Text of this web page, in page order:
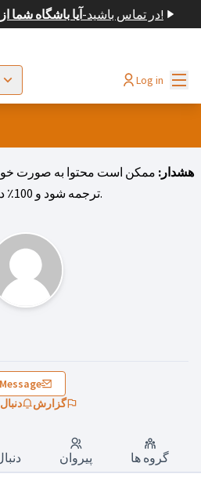
آیا باشگاه- در تماس باشید!
Elegir el idioma
Log in
هشدار: ممکن است محتوا به صورت
ترجمه شود و 100٪ دقیق نباشد.
Message
گزارش
پیروان گروه ها